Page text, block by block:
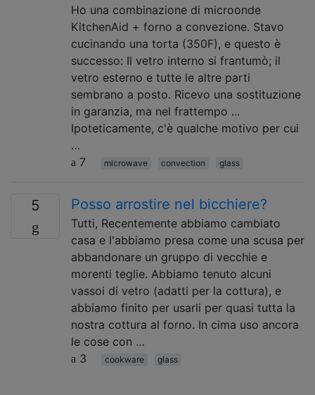
Ho una combinazione di microonde
KitchenAid + forno a convezione. Stavo
cucinando una torta (350F), e questo è
successo: Il vetro interno si frantumò; il
vetro esterno e tutte le altre parti
sembrano a posto. Ricevo una sostituzione
in garanzia, ma nel frattempo ...
Ipoteticamente, c'è qualche motivo per cui
…
7
microwave convection glass
5 Posso arrostire nel bicchiere?
Tutti, Recentemente abbiamo cambiato
casa e l'abbiamo presa come una scusa per
abbandonare un gruppo di vecchie e
morenti teglie. Abbiamo tenuto alcuni
vassoi di vetro (adatti per la cottura), e
abbiamo finito per usarli per quasi tutta la
nostra cottura al forno. In cima uso ancora
le cose con …
3
cookware glass